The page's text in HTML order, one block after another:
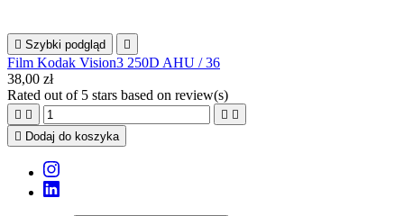
 Szybki podgląd 
Film Kodak Vision3 250D AHU / 36
38,00 zł
Rated out of 5 stars based on review(s)
   
 Dodaj do koszyka